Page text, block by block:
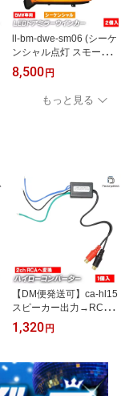
ll-bm-dwe-sm06 (シーケ
ンシャル点灯 スモークレ
ンズ) BMW M8シリーズ
F91 コンバーチブル F92
クーペ (左ハンドル専用)
LEDドアミラーウィンカ
タムパーツ)
8,500円
もっと見る
【DM便発送可】ca-hl15
スピーカー出力→RCA変
換 2chハイローコンバー
ター Hi LowConverter
ーカー 変換 カスタムパ
ーツ オーディオ カーオ
ーディオ コンバーター
1,320円